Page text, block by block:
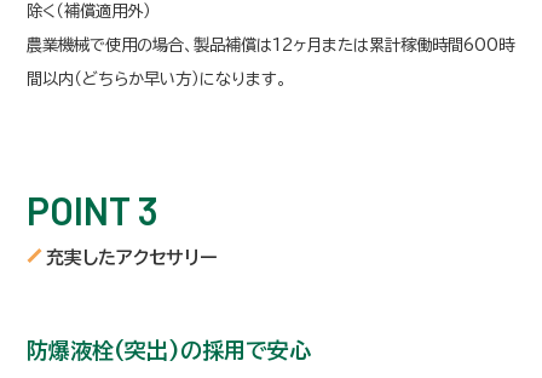
除く（補償適用外）
農業機械で使用の場合、製品補償は12ヶ月または累計稼働時間600時
間以内（どちらか早い方）になります。
POINT 3
充実したアクセサリー
防爆液栓(突出)の採用で安心